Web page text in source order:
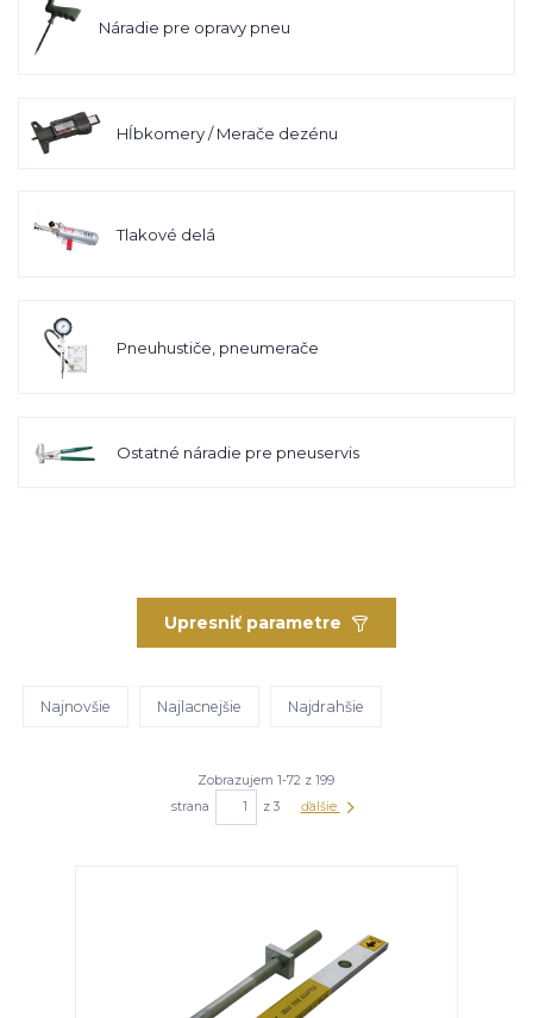
Náradie pre opravy pneu
Hĺbkomery / Merače dezénu
Tlakové delá
Pneuhustiče, pneumerače
Ostatné náradie pre pneuservis
Upresniť parametre
Najnovšie Najlacnejšie Najdrahšie
Zobrazujem 1-72 z 199
strana
z 3 ďalšie